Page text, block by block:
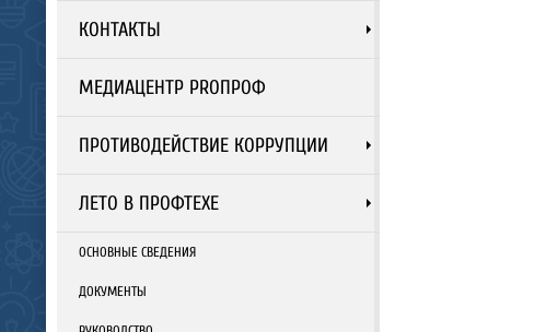
КОНТАКТЫ
МЕДИАЦЕНТР PROПРОФ
ПРОТИВОДЕЙСТВИЕ КОРРУПЦИИ
ЛЕТО В ПРОФТЕХЕ
ОСНОВНЫЕ СВЕДЕНИЯ
ДОКУМЕНТЫ